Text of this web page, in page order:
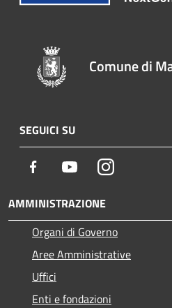
Comune di
SEGUICI SU
Facebook YoutubeInstagram
AMMINISTRAZIONE
Organi di Governo
Aree Amministrative
Uffici
Enti e fondazioni